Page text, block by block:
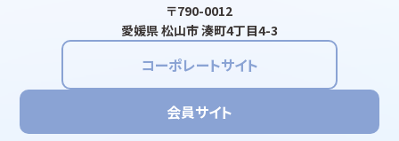
〒790-0012
愛媛県 松山市 湊町4丁目4-3
コーポレートサイト
会員サイト